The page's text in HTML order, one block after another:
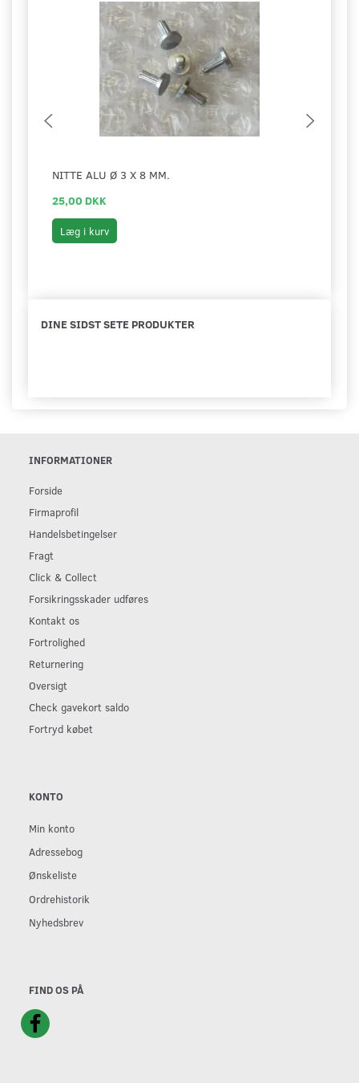
NITTE ALU Ø 3 X 8 MM.
25,00 DKK
Læg i kurv
DINE SIDST SETE PRODUKTER
INFORMATIONER
Forside
Firmaprofil
Handelsbetingelser
Fragt
Click & Collect
Forsikringsskader udføres
Kontakt os
Fortrolighed
Returnering
Oversigt
Check gavekort saldo
Fortryd købet
KONTO
Min konto
Adressebog
Ønskeliste
Ordrehistorik
Nyhedsbrev
FIND OS PÅ